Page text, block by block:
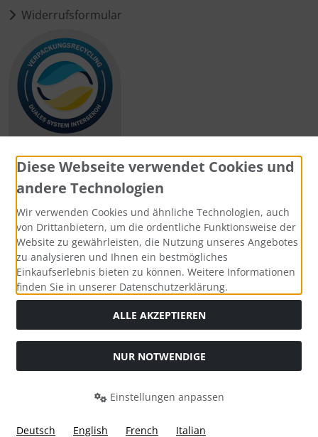
Widerrufsformular
Zahlungsmethoden
Social Media
Widerrufsformular
Diese Webseite verwendet Cookies und
andere Technologien
Wir verwenden Cookies und ähnliche Technologien, auch
von Drittanbietern, um die ordentliche Funktionsweise der
Website zu gewährleisten, die Nutzung unseres Angebotes
zu analysieren und Ihnen ein bestmögliches
Einkaufserlebnis bieten zu können. Weitere Informationen
finden Sie in unserer Datenschutzerklärung.
ALLE AKZEPTIEREN
NUR NOTWENDIGE
Einstellungen anpassen
Deutsch English French Italian